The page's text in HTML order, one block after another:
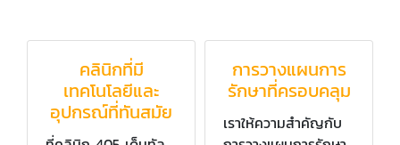
คลินิกที่มี
เทคโนโลยีและ
อุปกรณ์ที่ทันสมัย
การวางแผนการ
รักษาที่ครอบคลุม
เราให้ความสำคัญกับ